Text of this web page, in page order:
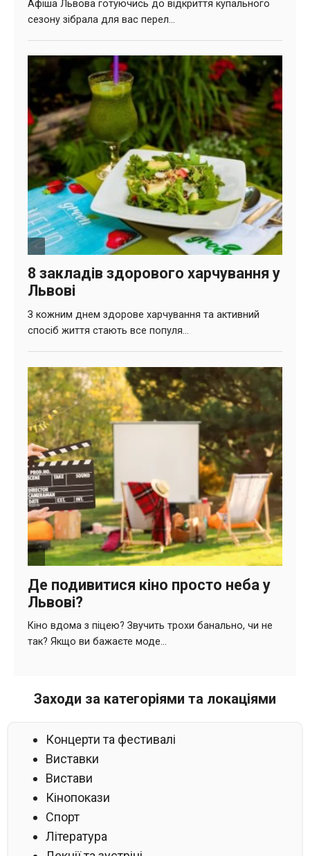
Заходи за категоріями та локаціями
Концерти та фестивалі
Виставки
Вистави
Кінопокази
Спорт
Література